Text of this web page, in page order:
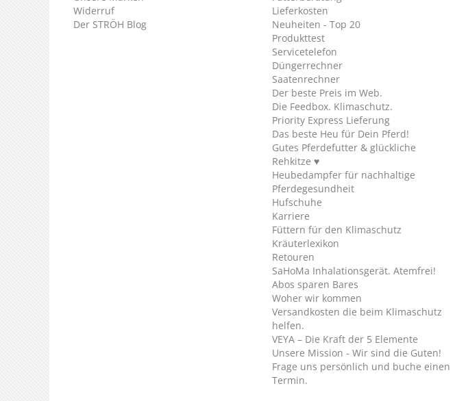
Widerruf
Der STRÖH Blog
Lieferkosten
Neuheiten - Top 20
Produkttest
Servicetelefon
Düngerrechner
Saatenrechner
Der beste Preis im Web.
Die Feedbox. Klimaschutz.
Priority Express Lieferung
Das beste Heu für Dein Pferd!
Gutes Pferdefutter & glückliche
Rehkitze ♥
Heubedampfer für nachhaltige
Pferdegesundheit
Hufschuhe
Karriere
Füttern für den Klimaschutz
Kräuterlexikon
Retouren
SaHoMa Inhalationsgerät. Atemfrei!
Abos sparen Bares
Woher wir kommen
Versandkosten die beim Klimaschutz
helfen.
VEYA – Die Kraft der 5 Elemente
Unsere Mission - Wir sind die Guten!
Frage uns persönlich und buche einen
Termin.